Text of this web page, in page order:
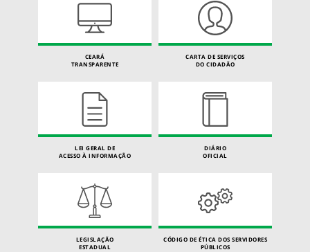
CEARÁ
TRANSPARENTE
CARTA DE SERVIÇOS
DO CIDADÃO
LEI GERAL DE
ACESSO À INFORMAÇÃO
DIÁRIO
OFICIAL
LEGISLAÇÃO
ESTADUAL
CÓDIGO DE ÉTICA DOS SERVIDORES
PÚBLICOS